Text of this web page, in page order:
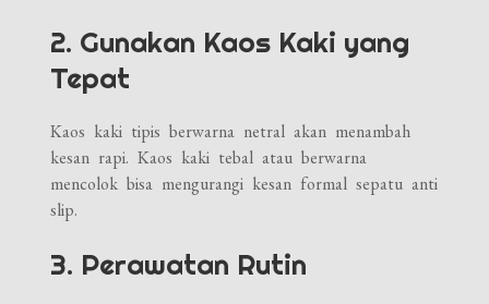
2. Gunakan Kaos Kaki yang
Tepat
Kaos kaki tipis berwarna netral akan menambah
kesan rapi. Kaos kaki tebal atau berwarna
mencolok bisa mengurangi kesan formal sepatu anti
slip.
3. Perawatan Rutin